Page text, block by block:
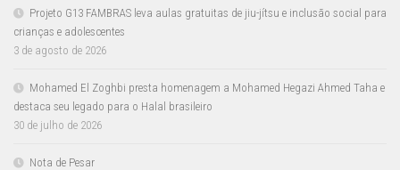
Projeto G13 FAMBRAS leva aulas gratuitas de jiu-jítsu e inclusão social para
crianças e adolescentes
3 de agosto de 2026
Mohamed El Zoghbi presta homenagem a Mohamed Hegazi Ahmed Taha e
destaca seu legado para o Halal brasileiro
30 de julho de 2026
Nota de Pesar